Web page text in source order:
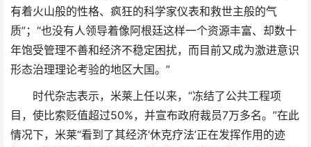
有着火山般的性格、疯狂的科学家仪表和救世主般的气
质”；“也没有人领导着像阿根廷这样一个资源丰富、却数十
年饱受管理不善和经济不稳定困扰，而目前又成为激进意识
形态治理理论考验的地区大国。”
时代杂志表示，米莱上任以来，“冻结了公共工程项
目，使比索贬值超过50%，并宣布政府裁员7万多名。”在此
情况下，米莱“看到了其经济‘休克疗法’正在发挥作用的迹